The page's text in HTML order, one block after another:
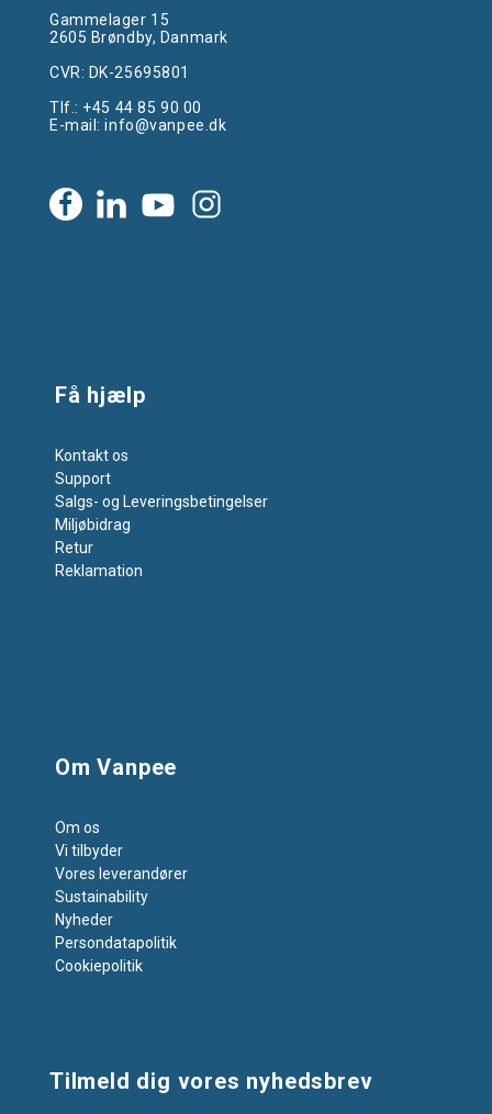
Gammelager 15
2605 Brøndby, Danmark
CVR: DK-25695801
Tlf.: +45 44 85 90 00
E-mail:info@vanpee.dk
Få hjælp
Kontakt os
Support
Salgs- og Leveringsbetingelser
Miljøbidrag
Retur
Reklamation
Om Vanpee
Om os
Vi tilbyder
Vores leverandører
Sustainability
Nyheder
Persondatapolitik
Cookiepolitik
Tilmeld dig vores nyhedsbrev